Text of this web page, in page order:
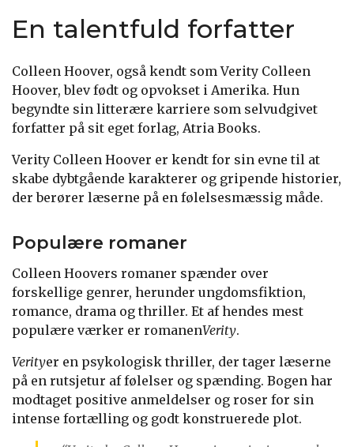
En talentfuld forfatter
Colleen Hoover, også kendt som Verity Colleen
Hoover, blev født og opvokset i Amerika. Hun
begyndte sin litterære karriere som selvudgivet
forfatter på sit eget forlag, Atria Books.
Verity Colleen Hoover er kendt for sin evne til at
skabe dybtgående karakterer og gripende historier,
der berører læserne på en følelsesmæssig måde.
Populære romaner
Colleen Hoovers romaner spænder over
forskellige genrer, herunder ungdomsfiktion,
romance, drama og thriller. Et af hendes mest
populære værker er romanenVerity.
Verityer en psykologisk thriller, der tager læserne
på en rutsjetur af følelser og spænding. Bogen har
modtaget positive anmeldelser og roser for sin
intense fortælling og godt konstruerede plot.